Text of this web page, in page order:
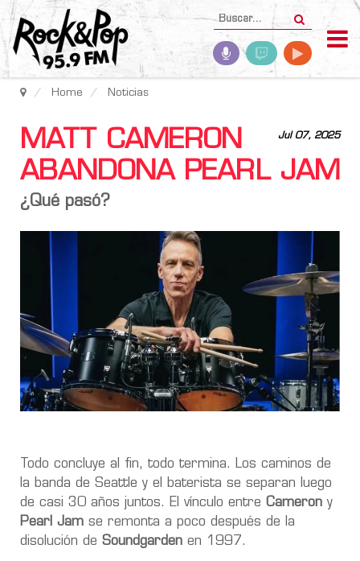
Home Noticias
Jul 07, 2025
MATT CAMERON
ABANDONA PEARL JAM
¿Qué pasó?
Todo concluye al fin, todo termina. Los caminos de
la banda de Seattle y el baterista se separan luego
de casi 30 años juntos. El vínculo entre Cameron y
Pearl Jam se remonta a poco después de la
disolución de Soundgarden en 1997.